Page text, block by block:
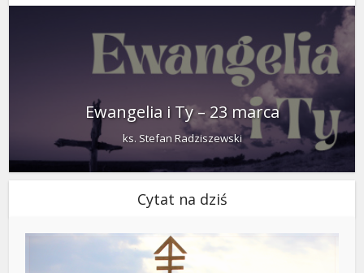
Ewangelia i Ty – 23 marca
ks. Stefan Radziszewski
Cytat na dziś